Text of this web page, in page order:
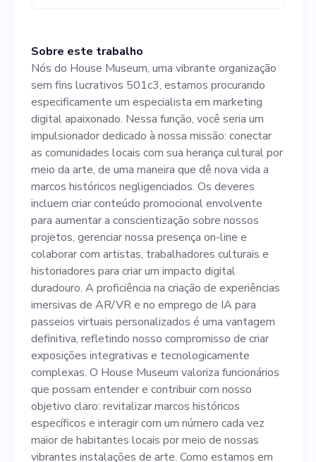
históricos negligenciados.
Os deveres incluem criar
conteúdo promocional
envolvente para aumentar a
conscientização sobre
nossos projetos, gerenciar
nossa presença on-line e
colaborar com artistas,
trabalhadores culturais e
historiadores para criar um
impacto digital duradouro. A
proficiência na criação de
experiências imersivas de
AR/VR e no emprego de IA
para passeios virtuais
personalizados é uma
Sobre este trabalho
Nós do House Museum, uma vibrante organização
sem fins lucrativos 501c3, estamos procurando
especificamente um especialista em marketing
digital apaixonado. Nessa função, você seria um
impulsionador dedicado à nossa missão: conectar
as comunidades locais com sua herança cultural por
meio da arte, de uma maneira que dê nova vida a
marcos históricos negligenciados. Os deveres
incluem criar conteúdo promocional envolvente
para aumentar a conscientização sobre nossos
projetos, gerenciar nossa presença on-line e
colaborar com artistas, trabalhadores culturais e
historiadores para criar um impacto digital
duradouro. A proficiência na criação de experiências
imersivas de AR/VR e no emprego de IA para
passeios virtuais personalizados é uma vantagem
definitiva, refletindo nosso compromisso de criar
exposições integrativas e tecnologicamente
complexas. O House Museum valoriza funcionários
que possam entender e contribuir com nosso
objetivo claro: revitalizar marcos históricos
específicos e interagir com um número cada vez
maior de habitantes locais por meio de nossas
vibrantes instalações de arte. Como estamos em